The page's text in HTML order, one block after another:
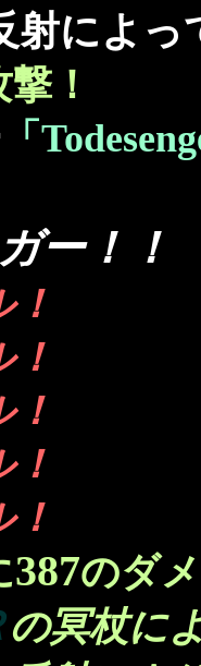
射によっ
！
「
ー！！
387のダ
の冥杖に